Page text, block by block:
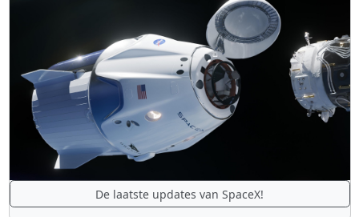
De laatste updates van SpaceX!